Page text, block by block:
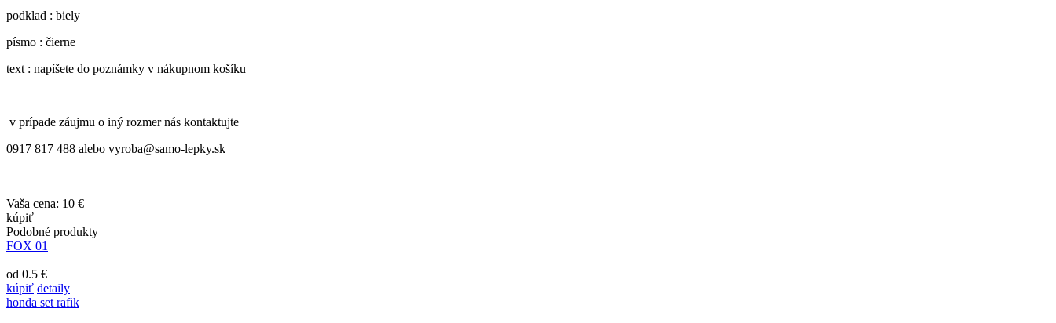
podklad : biely
písmo : čierne
text : napíšete do poznámky v nákupnom košíku
v prípade záujmu o iný rozmer nás kontaktujte
0917 817 488 alebo vyroba@samo-lepky.sk
Vaša cena: 10 €
kúpiť
Podobné produkty
FOX 01
od 0.5 €
kúpiť detaily
honda set rafik